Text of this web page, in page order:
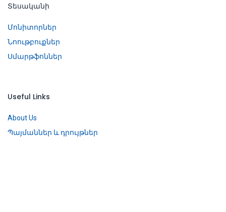
Տեսականի
Մոնիտորներ
Նոութբուքներ
Սմարթֆոններ
Useful Links
About Us
Պայմաններ և դրույթներ